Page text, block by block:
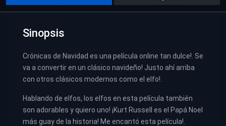
Sinopsis
Crónicas de Navidad es una película online tan dulce!. Se
va a convertir en un clásico navideño! Justo ahí arriba
con otros clásicos modernos como el elfo!.
Hablando de elfos, los elfos en esta película también
son adorables y quiero uno! ¡Kurt Russell es el Papá Noel
más guay de la historia! Me encantó esta película!.